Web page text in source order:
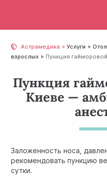
Астрамедика Услуги
взрослых
Пункция
Пункция
Киеве —
Заложенность носа,
рекомендовать пункцию
сутки.